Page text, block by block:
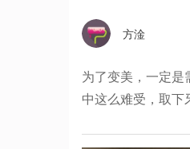
方淦
为了变美，一定
中这么难受，取下